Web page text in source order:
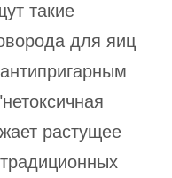
такие
для яиц
растущее